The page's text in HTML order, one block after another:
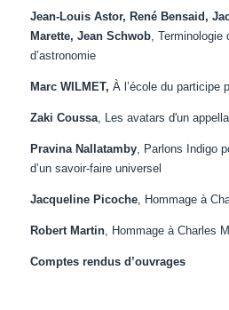
Jean-Louis Astor, René Bensaid,
Marette, Jean Schwob, Terminologie
d’astronomie
Marc WILMET, À l’école du participe
Zaki Coussa, Les avatars d'un
Pravina Nallatamby, Parlons Indigo
d’un savoir-faire universel
Jacqueline Picoche, Hommage à
Robert Martin, Hommage à Charles
Comptes rendus d’ouvrages